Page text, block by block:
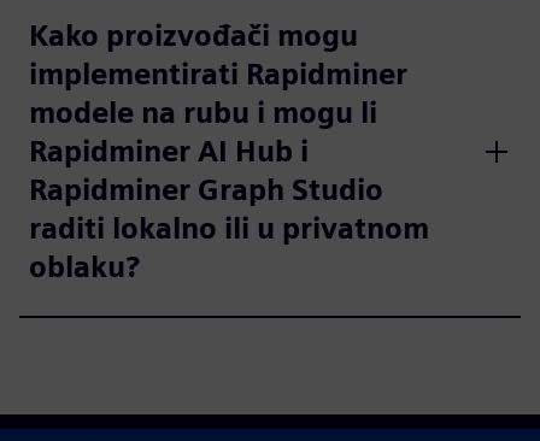
Kako proizvođači mogu
implementirati Rapidminer
modele na rubu i mogu li
Rapidminer AI Hub i
Rapidminer Graph Studio
raditi lokalno ili u privatnom
oblaku?